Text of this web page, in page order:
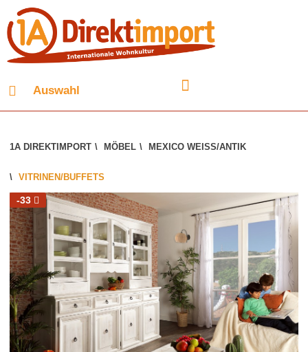
Auswahl
1A DIREKTIMPORT \ MÖBEL \ MEXICO WEISS/ANTIK
\ VITRINEN/BUFFETS
-33